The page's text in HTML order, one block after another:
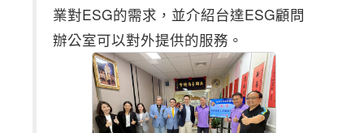
業對ESG的需求，並介紹台達ESG顧問
辦公室可以對外提供的服務。